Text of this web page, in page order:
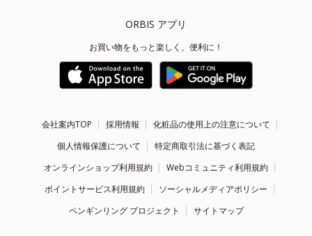
ORBIS アプリ
お買い物をもっと楽しく、便利に！
会社案内TOP 採用情報
化粧品の使用上の注意について
個人情報保護について
特定商取引法に基づく表記
オンラインショップ利用規約
Webコミュニティ利用規約
ポイントサービス利用規約
ソーシャルメディアポリシー
ペンギンリング プロジェクト
サイトマップ